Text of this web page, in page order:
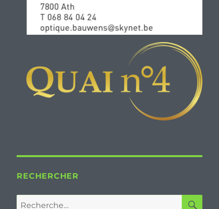
RECHERCHER
Recherche